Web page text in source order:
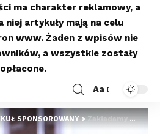
ma charakter reklamowy, a
niej artykuły mają na celu
www. Żaden z wpisów nie
a wszystkie zostały
opłacone.
Aa
SPONSOROWANY>Zakładamy konto dla firmy budowlanej – czy warto zrobić to przez Internet?